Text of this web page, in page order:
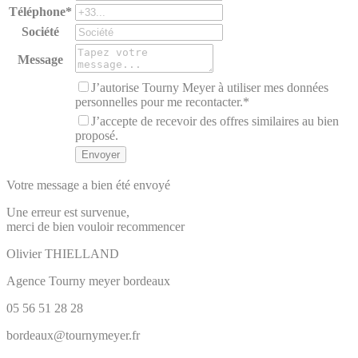
Téléphone*
Société
Message
J’autorise Tourny Meyer à utiliser mes données
personnelles pour me recontacter.*
J’accepte de recevoir des offres similaires au bien
proposé.
Votre message a bien été envoyé
Une erreur est survenue,
merci de bien vouloir recommencer
Olivier THIELLAND
Agence Tourny meyer bordeaux
05 56 51 28 28
bordeaux@tournymeyer.fr